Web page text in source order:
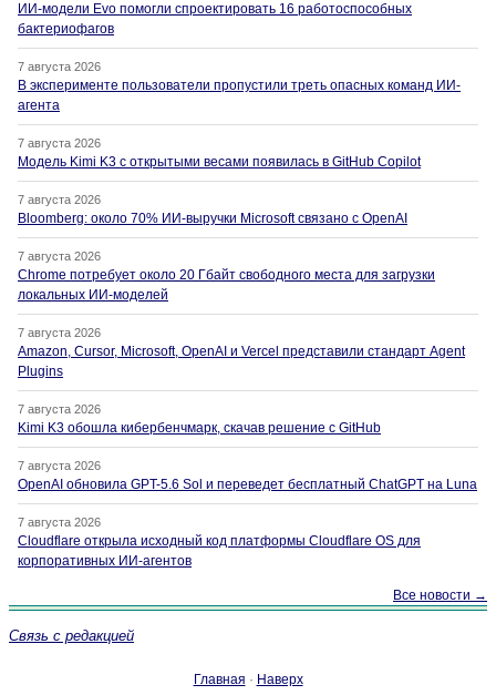
ИИ-модели Evo помогли спроектировать 16 работоспособных
бактериофагов
7 августа 2026
В эксперименте пользователи пропустили треть опасных команд ИИ-
агента
7 августа 2026
Модель Kimi K3 с открытыми весами появилась в GitHub Copilot
7 августа 2026
Bloomberg: около 70% ИИ-выручки Microsoft связано с OpenAI
7 августа 2026
Chrome потребует около 20 Гбайт свободного места для загрузки
локальных ИИ-моделей
7 августа 2026
Amazon, Cursor, Microsoft, OpenAI и Vercel представили стандарт Agent
Plugins
7 августа 2026
Kimi K3 обошла кибербенчмарк, скачав решение с GitHub
7 августа 2026
OpenAI обновила GPT-5.6 Sol и переведет бесплатный ChatGPT на Luna
7 августа 2026
Cloudflare открыла исходный код платформы Cloudflare OS для
корпоративных ИИ-агентов
Все новости →
Связь с редакцией
Главная · Наверх